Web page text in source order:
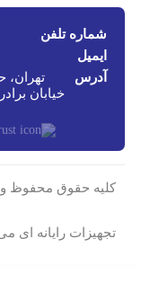
شماره تلفن
ایمیل
آدرس
تهران،
خیابان
کلیه حقوق محفوظ و
تجهیزات رایانه ای